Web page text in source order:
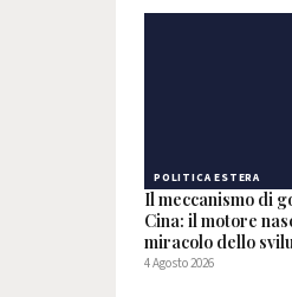
POLITICA ESTERA
Il meccanismo di
Cina: il motore
miracolo dello
4 Agosto 2026